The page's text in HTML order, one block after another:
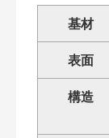
基材
表面
構造